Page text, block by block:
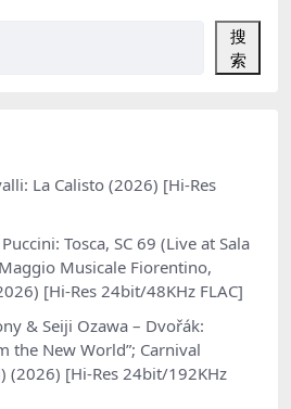
搜
索
La Calisto (2026) [Hi-Res
Tosca, SC 69 (Live at Sala
Musicale Fiorentino,
[Hi-Res 24bit/48KHz FLAC]
& Seiji Ozawa – Dvořák:
the New World”; Carnival
(2026) [Hi-Res 24bit/192KHz